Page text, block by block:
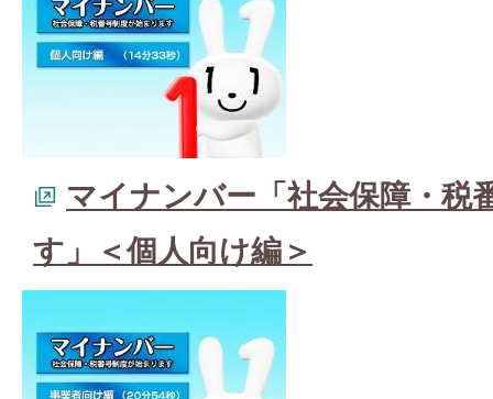
マイナンバー「社会保障・税
す」＜個人向け編＞